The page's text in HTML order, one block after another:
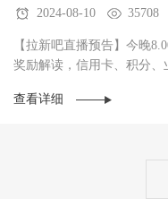
2024-08-10 35708
【拉新吧直播预告】今晚
奖励解读，信用卡、积分
查看详细